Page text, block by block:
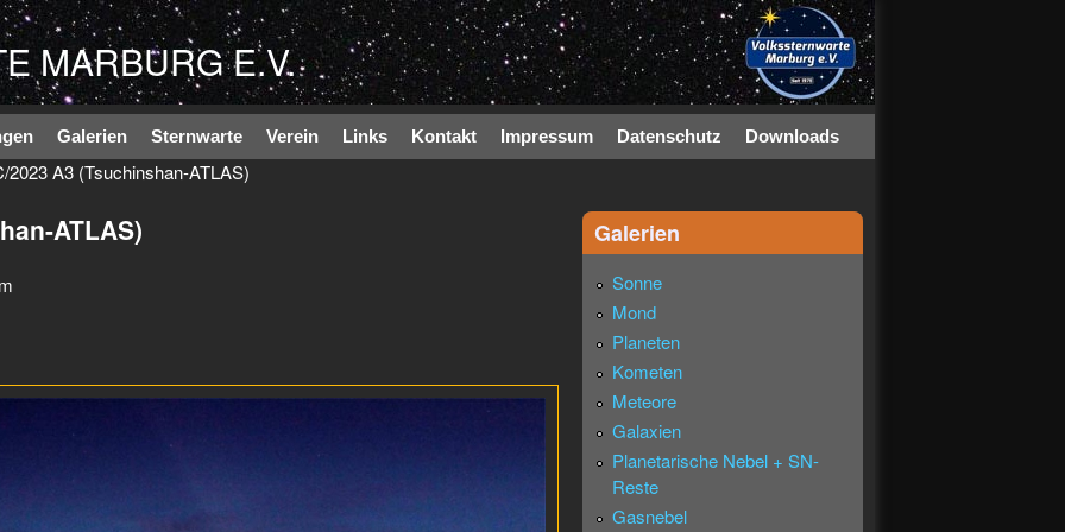
Direkt zum Inhalt
MARBURG E.V.
Galerien Sternwarte Verein Links Kontakt Impressum Datenschutz Downloads
A3 (Tsuchinshan-ATLAS)
ATLAS) Galerien
Sonne
Mond
Planeten
Kometen
Meteore
Galaxien
Planetarische Nebel + SN-
Reste
Gasnebel